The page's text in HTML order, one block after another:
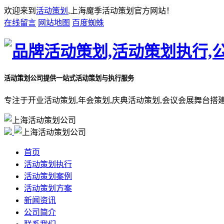
欢迎来到 活动策划 ,上海魔季活动策划官方网站！
在线留言 网站地图 百度蜘蛛
活动策划公司提供一站式活动策划与执行服务
专注于开业活动策划,年会策划,庆典活动策划,会议会展舞台搭
首页
活动策划执行
活动策划案例
活动策划方案
新闻资讯
公司简介